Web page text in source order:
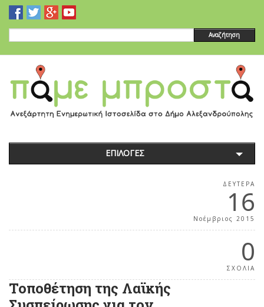
Αναζήτηση
ΕΠΙΛΟΓΕΣ
ΔΕΥΤΈΡΑ
16
Νοέμβριος 2015
0
ΣΧΟΛΙΑ
Τοποθέτηση της Λαϊκής